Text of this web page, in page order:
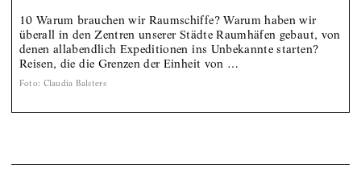
10 Warum brauchen wir Raumschiffe? Warum haben wir
überall in den Zentren unserer Städte Raumhäfen gebaut, von
denen allabendlich Expeditionen ins Unbekannte starten?
Reisen, die die Grenzen der Einheit von …
Foto: Claudia Balsters